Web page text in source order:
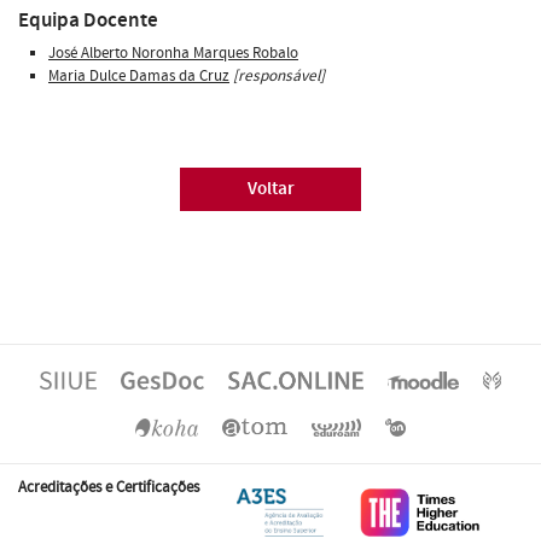
Equipa Docente
José Alberto Noronha Marques Robalo
Maria Dulce Damas da Cruz [responsável]
Voltar
Acreditações e Certificações